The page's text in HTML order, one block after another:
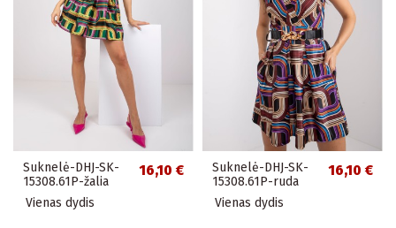
Suknelė-DHJ-SK-
15308.61P-žalia
16,10 €
Vienas dydis
Suknelė-DHJ-SK-
15308.61P-ruda
16,10 €
Vienas dydis